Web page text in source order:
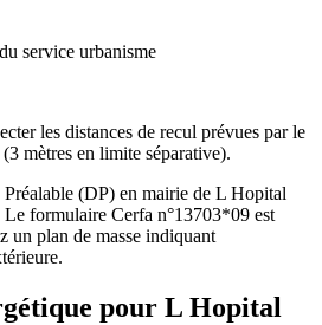
service urbanisme
les distances de recul prévues par le
mètres en limite séparative).
(DP) en mairie de L Hopital
formulaire Cerfa n°13703*09 est
un plan de masse indiquant
pour L Hopital